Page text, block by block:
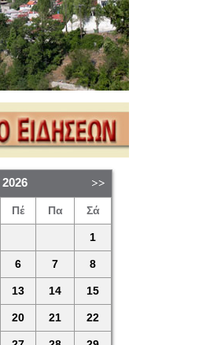
2026
Πέ Πα Σά
1
6 7 8
13 14 15
20 21 22